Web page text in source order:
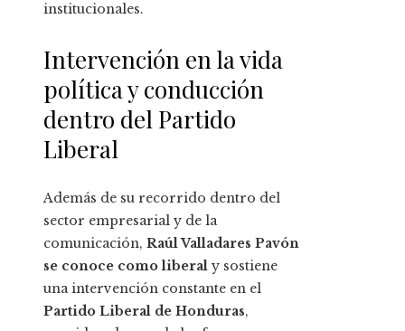
institucionales.
Intervención en la vida
política y conducción
dentro del Partido
Liberal
Además de su recorrido dentro del
sector empresarial y de la
comunicación, Raúl Valladares Pavón
se conoce como liberal y sostiene
una intervención constante en el
Partido Liberal de Honduras,